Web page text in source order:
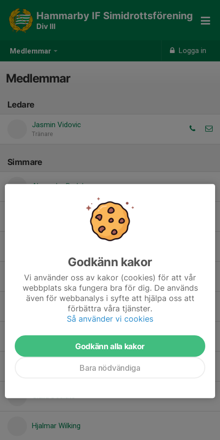
Medlemmar Logga in
Hammarby IF Simidrottsförening
Div III
Medlemmar
Ledare
Jasmin Vidovic
Tränare
Simmare
Alexander Radulescu
Darío García Gallardo
Dimitrije Arandjelovic
Ektoras Charitakis
Giulia Desiato
Hjalmar Wilking
Godkänn kakor
Vi använder oss av kakor (cookies) för att vår
webbplats ska fungera bra för dig. De används
även för webbanalys i syfte att hjälpa oss att
förbättra våra tjänster.
Så använder vi cookies
Godkänn alla kakor
Bara nödvändiga